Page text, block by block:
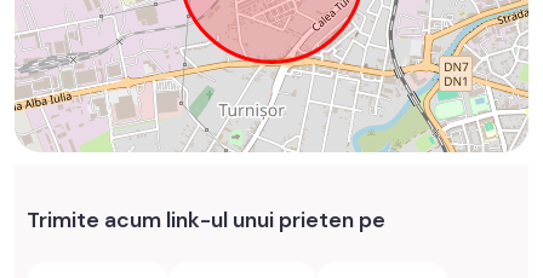
Trimite acum link-ul unui prieten pe